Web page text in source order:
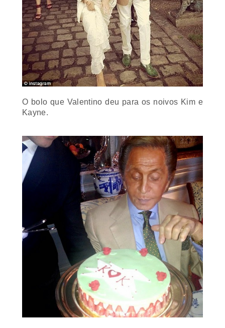
O bolo que Valentino deu para os noivos Kim e
Kayne.